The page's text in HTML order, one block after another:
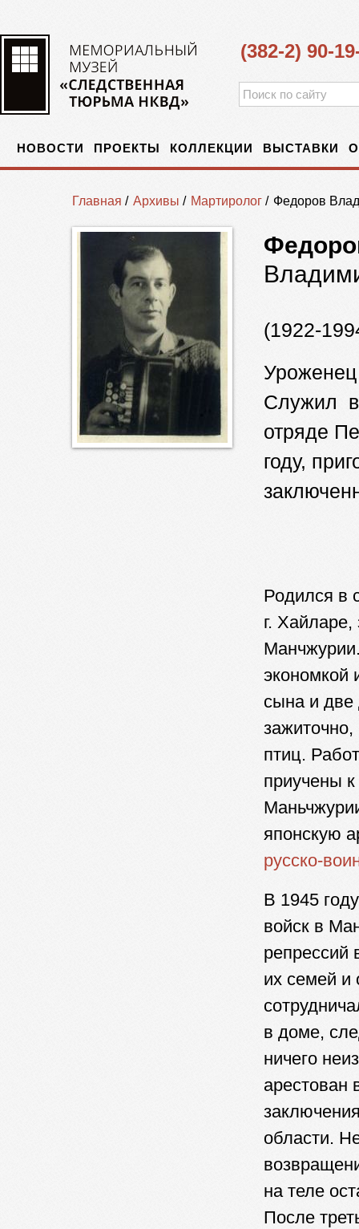
(382-2) 90-
НОВОСТИ ПРОЕКТЫ КОЛЛЕКЦИИ ВЫСТАВКИ
Главная / Архивы / Мартиролог / Федоров
(1922-
Служил
отряде
году,
Родился в
г.
сына и
птиц.
приучены
японскую
русско-
В 1945
войск в
репрессий
их семей и
в доме,
ничего
арестован
области.
на теле
После